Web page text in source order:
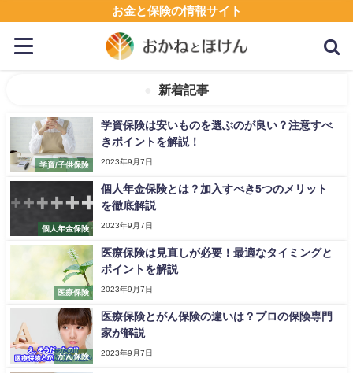
お金と保険の情報サイト
新着記事
学資/子供保険
学資保険は安いものを選ぶのが良い？注意すべ
きポイントを解説！
2023年9月7日
個人年金保険
個人年金保険とは？加入すべき5つのメリット
を徹底解説
2023年9月7日
医療保険
医療保険は見直しが必要！最適なタイミングと
ポイントを解説
2023年9月7日
がん保険
医療保険とがん保険の違いは？プロの保険専門
家が解説
2023年9月7日